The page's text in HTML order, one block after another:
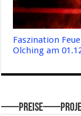
Faszination
Olching am